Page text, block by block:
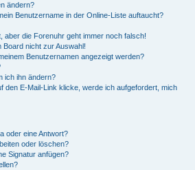
ändern?
Benutzername in der Online-Liste auftaucht?
aber die Forenuhr geht immer noch falsch!
Board nicht zur Auswahl!
Benutzernamen angezeigt werden?
ich ihn ändern?
den E-Mail-Link klicke, werde ich aufgefordert, mich
oder eine Antwort?
oder löschen?
Signatur anfügen?